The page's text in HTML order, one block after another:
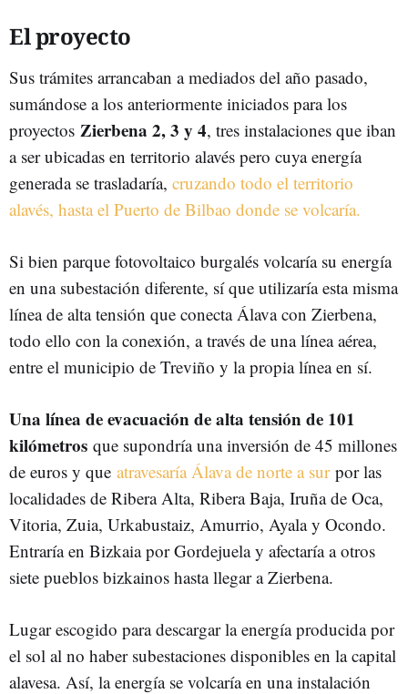
El proyecto
Sus trámites arrancaban a mediados del año pasado,
sumándose a los anteriormente iniciados para los
proyectos Zierbena 2, 3 y 4, tres instalaciones que iban
a ser ubicadas en territorio alavés pero cuya energía
generada se trasladaría, cruzando todo el territorio
alavés, hasta el Puerto de Bilbao donde se volcaría.
Si bien parque fotovoltaico burgalés volcaría su energía
en una subestación diferente, sí que utilizaría esta misma
línea de alta tensión que conecta Álava con Zierbena,
todo ello con la conexión, a través de una línea aérea,
entre el municipio de Treviño y la propia línea en sí.
Una línea de evacuación de alta tensión de 101
kilómetros que supondría una inversión de 45 millones
de euros y que atravesaría Álava de norte a surpor las
localidades de Ribera Alta, Ribera Baja, Iruña de Oca,
Vitoria, Zuia, Urkabustaiz, Amurrio, Ayala y Ocondo.
Entraría en Bizkaia por Gordejuela y afectaría a otros
siete pueblos bizkainos hasta llegar a Zierbena.
Lugar escogido para descargar la energía producida por
el sol al no haber subestaciones disponibles en la capital
alavesa. Así, la energía se volcaría en una instalación